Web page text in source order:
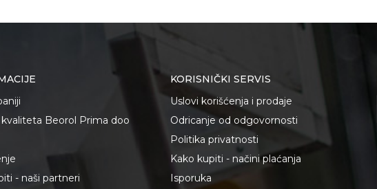
Beorol Prima doo
- naši partneri
KORISNIČKI SERVIS
Uslovi korišćenja i prodaje
Odricanje od odgovornosti
Politika privatnosti
Kako kupiti - načini plaćanja
Isporuka